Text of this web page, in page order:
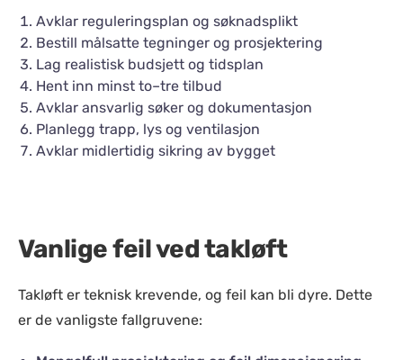
Avklar reguleringsplan og søknadsplikt
Bestill målsatte tegninger og prosjektering
Lag realistisk budsjett og tidsplan
Hent inn minst to–tre tilbud
Avklar ansvarlig søker og dokumentasjon
Planlegg trapp, lys og ventilasjon
Avklar midlertidig sikring av bygget
Vanlige feil ved takløft
Takløft er teknisk krevende, og feil kan bli dyre. Dette
er de vanligste fallgruvene: